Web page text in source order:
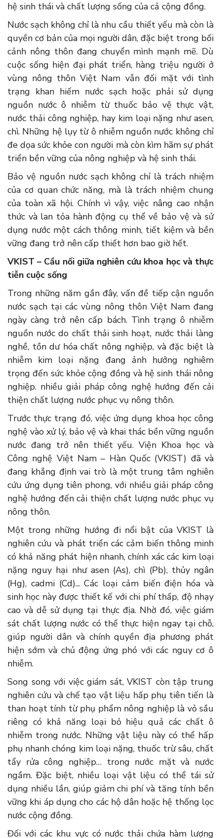
hệ sinh thái và chất lượng sống của cả cộng đồng.
Nước sạch không chỉ là nhu cầu thiết yếu mà còn là
quyền cơ bản của mọi người dân, đặc biệt trong bối
cảnh nông thôn đang chuyển mình mạnh mẽ. Dù
cuộc sống hiện đại phát triển, hàng triệu người ở
vùng nông thôn Việt Nam vẫn đối mặt với tình
trạng khan hiếm nước sạch hoặc phải sử dụng
nguồn nước ô nhiễm từ thuốc bảo vệ thực vật,
nước thải công nghiệp, hay kim loại nặng như asen,
chì. Những hệ lụy từ ô nhiễm nguồn nước không chỉ
đe dọa sức khỏe con người mà còn kìm hãm sự phát
triển bền vững của nông nghiệp và hệ sinh thái.
Bảo vệ nguồn nước sạch không chỉ là trách nhiệm
của cơ quan chức năng, mà là trách nhiệm chung
của toàn xã hội. Chính vì vậy, việc nâng cao nhận
thức và lan tỏa hành động cụ thể về bảo vệ và sử
dụng nước một cách thông minh, tiết kiệm và bền
vững đang trở nên cấp thiết hơn bao giờ hết.
VKIST – Cầu nối giữa nghiên cứu khoa học và thực
tiễn cuộc sống
Trong những năm gần đây, vấn đề tiếp cận nguồn
nước sạch tại các vùng nông thôn Việt Nam đang
ngày càng trở nên cấp bách. Tình trạng ô nhiễm
nguồn nước do chất thải sinh hoạt, nước thải làng
nghề, tồn dư hóa chất nông nghiệp, và đặc biệt là
nhiễm kim loại nặng đang ảnh hưởng nghiêm
trọng đến sức khỏe cộng đồng và hệ sinh thái nông
nghiệp. nhiều giải pháp công nghệ hướng đến cải
thiện chất lượng nước phục vụ nông thôn.
Trước thực trạng đó, việc ứng dụng khoa học công
nghệ vào xử lý, bảo vệ và khai thác bền vững nguồn
nước đang trở nên thiết yếu. Viện Khoa học và
Công nghệ Việt Nam – Hàn Quốc (VKIST) đã và
đang khẳng định vai trò là một trung tâm nghiên
cứu ứng dụng tiên phong, với nhiều giải pháp công
nghệ hướng đến cải thiện chất lượng nước phục vụ
nông thôn.
Một trong những hướng đi nổi bật của VKIST là
nghiên cứu và phát triển các cảm biến thông minh
có khả năng phát hiện nhanh, chính xác các kim loại
nặng nguy hại như asen (As), chì (Pb), thủy ngân
(Hg), cadmi (Cd)... Các loại cảm biến điện hóa và
sinh học này được thiết kế với chi phí thấp, độ nhạy
cao và dễ sử dụng tại thực địa. Nhờ đó, việc giám
sát chất lượng nước có thể thực hiện ngay tại chỗ,
giúp người dân và chính quyền địa phương phát
hiện sớm và chủ động ứng phó với các nguy cơ ô
nhiễm.
Song song với việc giám sát, VKIST còn tập trung
nghiên cứu và chế tạo vật liệu hấp phụ tiên tiến là
than hoạt tính từ phụ phẩm nông nghiệp là vỏ sầu
riêng có khả năng loại bỏ hiệu quả các chất ô
nhiễm trong nước. Những vật liệu này có thể hấp
phụ nhanh chóng kim loại nặng, thuốc trừ sâu, chất
tẩy rửa công nghiệp… trong nước mặt và nước
ngầm. Đặc biệt, nhiều loại vật liệu có thể tái sử
dụng nhiều lần, giúp giảm chi phí và tăng tính bền
vững khi áp dụng cho các hộ dân hoặc hệ thống lọc
nước cộng đồng.
Đối với các khu vực có nước thải chứa hàm lượng